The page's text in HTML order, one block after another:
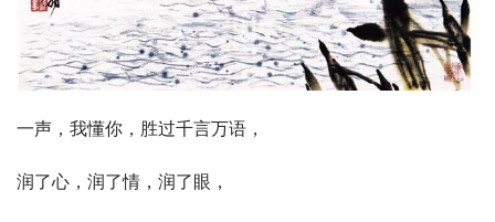
一声，我懂你，胜过千言万语，
润了心，润了情，润了眼，